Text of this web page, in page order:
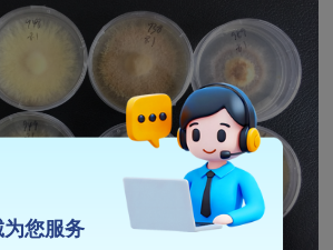
您服务